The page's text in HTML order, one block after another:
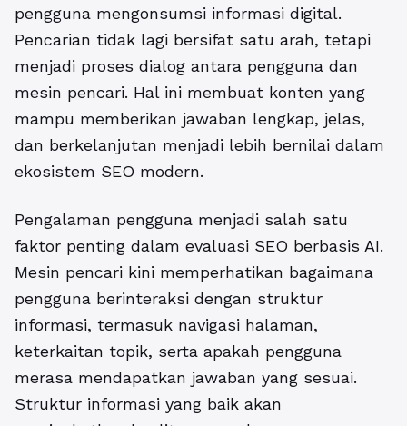
pengguna mengonsumsi informasi digital.
Pencarian tidak lagi bersifat satu arah, tetapi
menjadi proses dialog antara pengguna dan
mesin pencari. Hal ini membuat konten yang
mampu memberikan jawaban lengkap, jelas,
dan berkelanjutan menjadi lebih bernilai dalam
ekosistem SEO modern.
Pengalaman pengguna menjadi salah satu
faktor penting dalam evaluasi SEO berbasis AI.
Mesin pencari kini memperhatikan bagaimana
pengguna berinteraksi dengan struktur
informasi, termasuk navigasi halaman,
keterkaitan topik, serta apakah pengguna
merasa mendapatkan jawaban yang sesuai.
Struktur informasi yang baik akan